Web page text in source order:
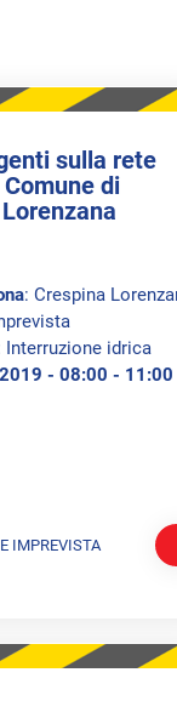
sulla rete
di
: Crespina
Interruzione idrica
- 08:00 - 11:00
IMPREVISTA